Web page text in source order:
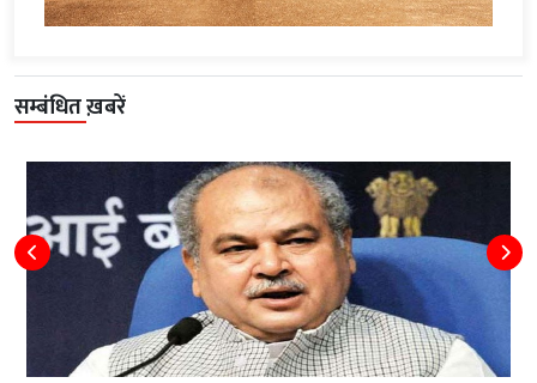
सम्बंधित ख़बरें